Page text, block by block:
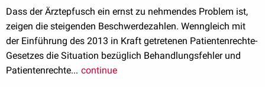
Dass der Ärztepfusch ein ernst zu nehmendes Problem ist,
zeigen die steigenden Beschwerdezahlen. Wenngleich mit
der Einführung des 2013 in Kraft getretenen Patientenrechte-
Gesetzes die Situation bezüglich Behandlungsfehler und
Patientenrechte... continue